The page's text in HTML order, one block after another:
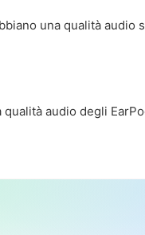
una qualità audio
qualità audio degli